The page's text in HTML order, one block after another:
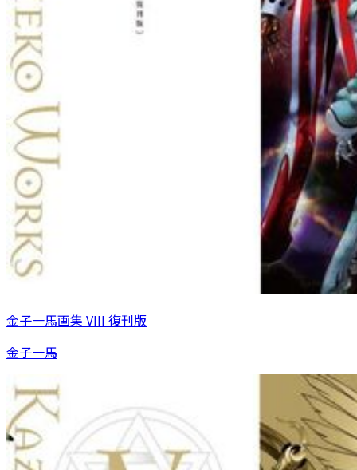
金子一馬画集 VIII 復刊版
金子一馬